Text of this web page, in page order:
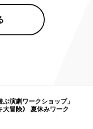
ぶ演劇ワークショップ」
大冒険》 夏休みワーク